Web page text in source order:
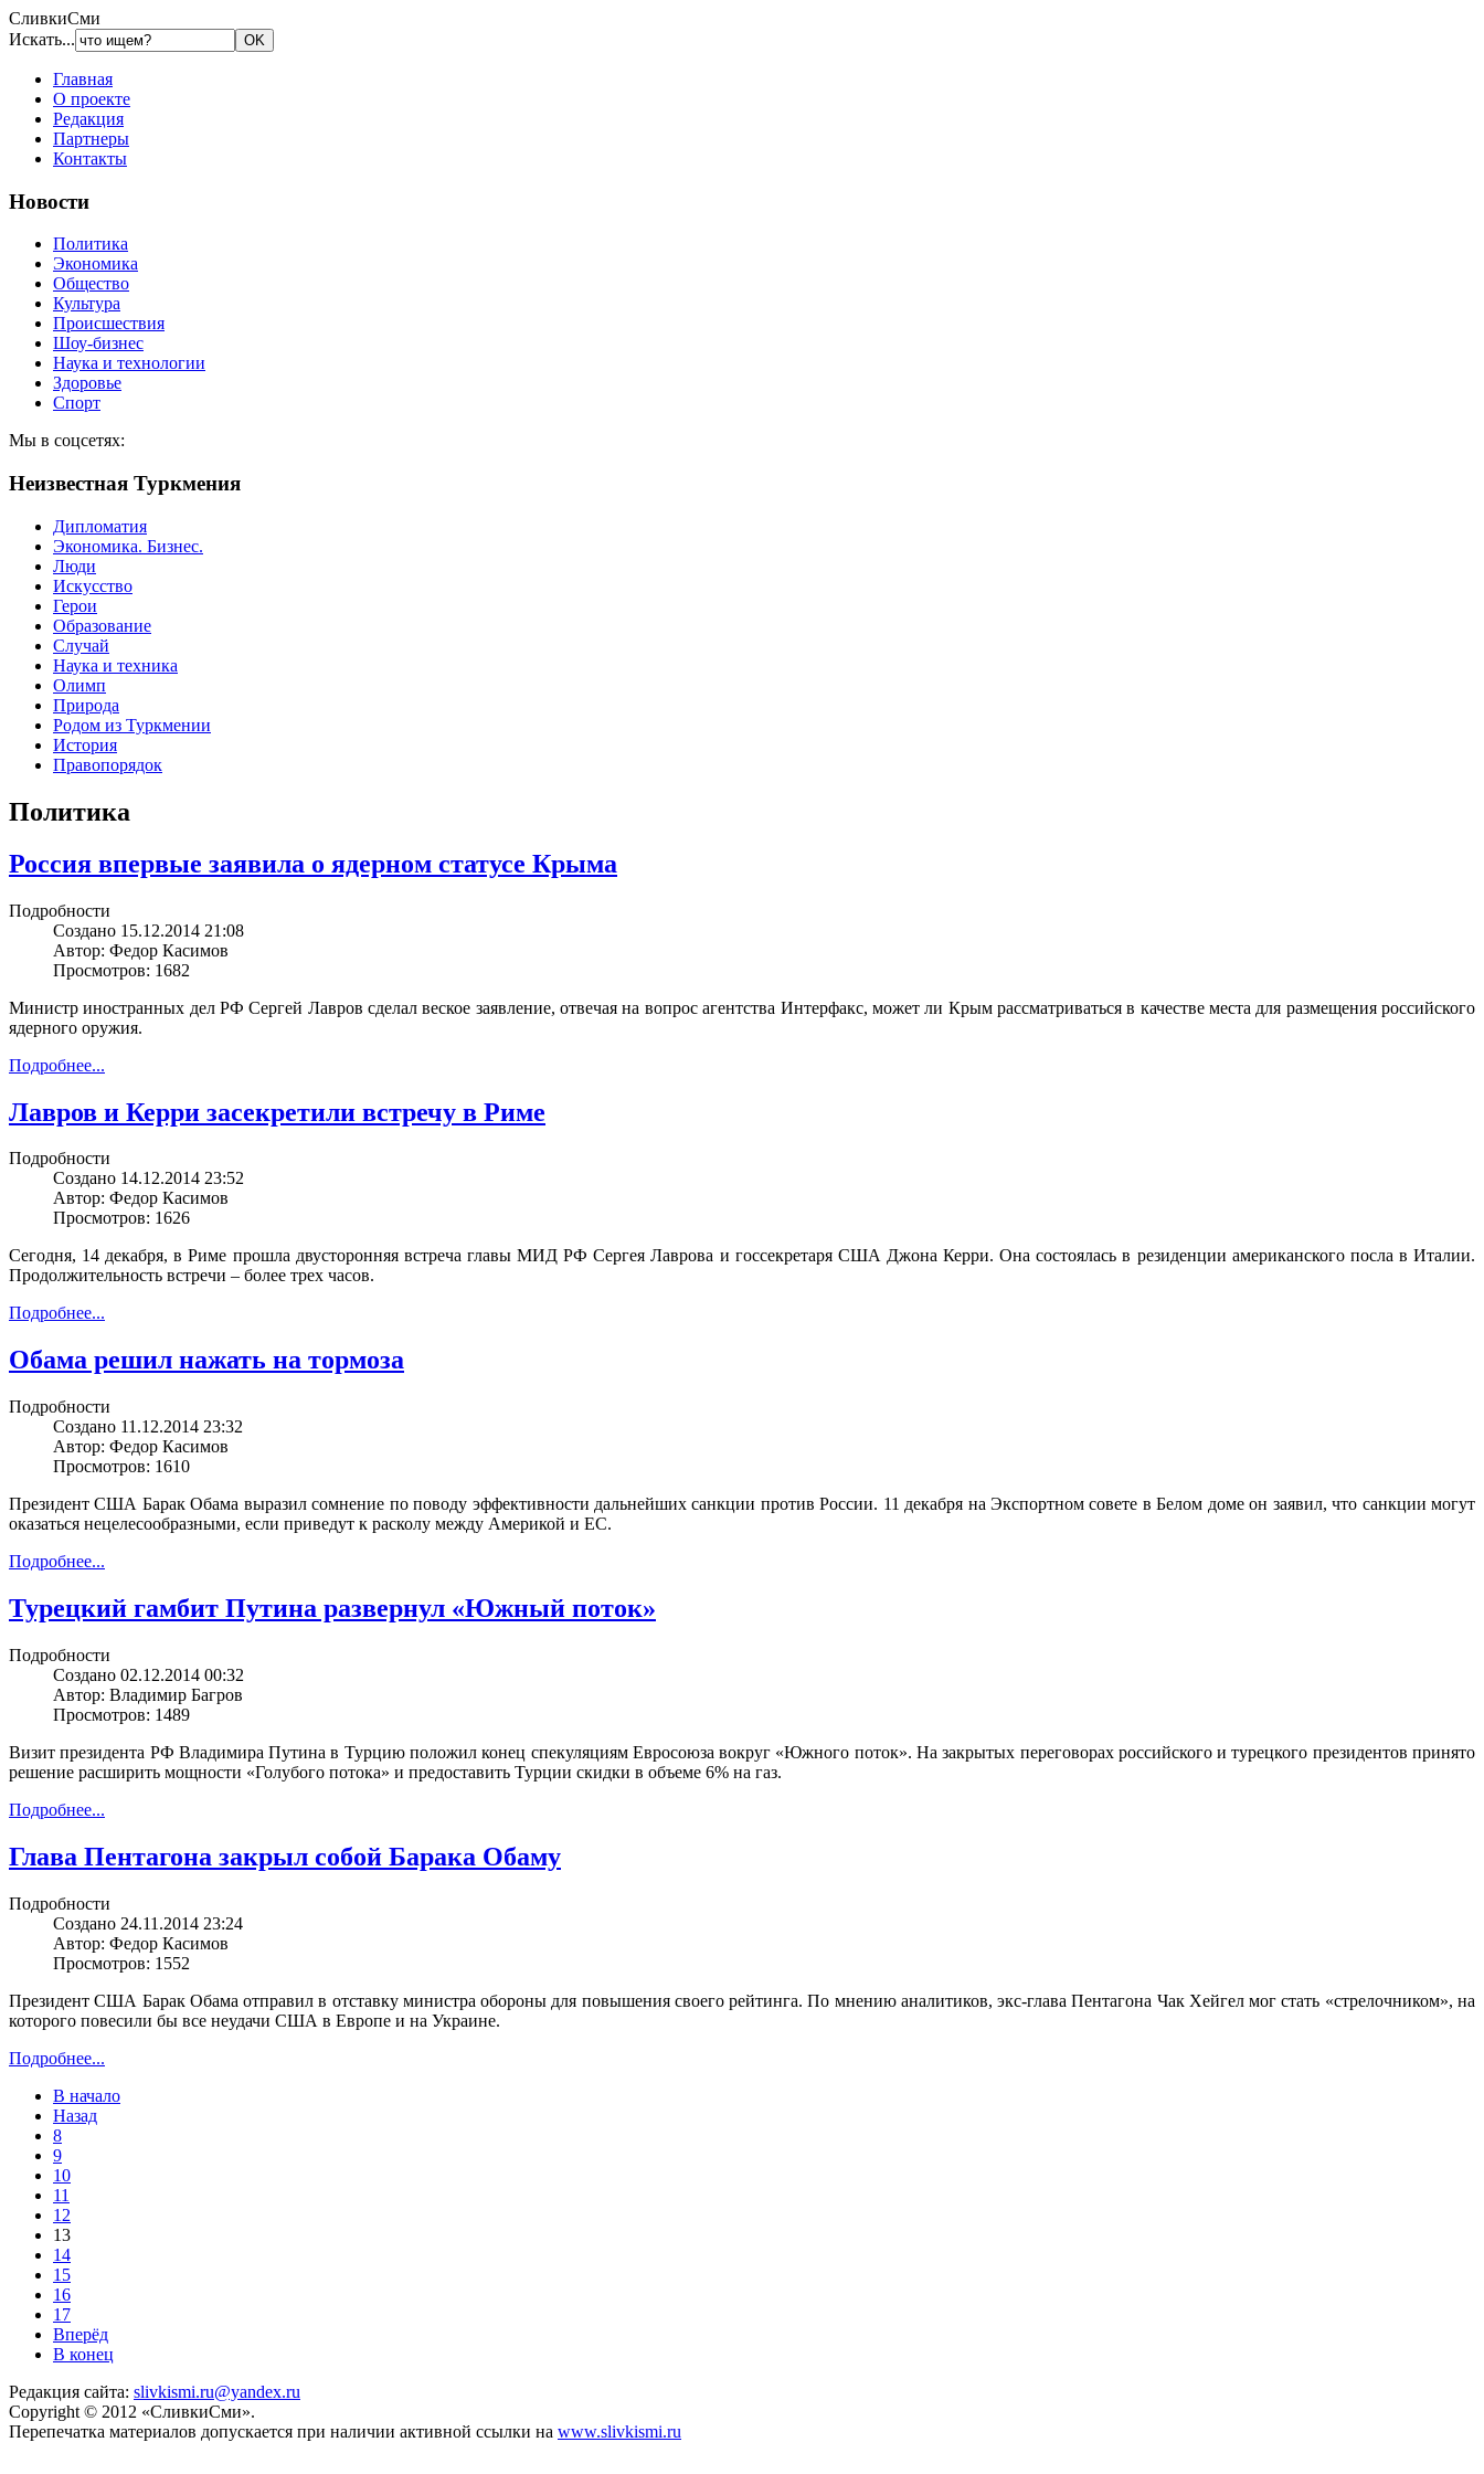
СливкиСми
Искать...
Главная
О проекте
Редакция
Партнеры
Контакты
Новости
Политика
Экономика
Общество
Культура
Происшествия
Шоу-бизнес
Наука и технологии
Здоровье
Спорт
Мы в соцсетях:
Неизвестная Туркмения
Дипломатия
Экономика. Бизнес.
Люди
Искусство
Герои
Образование
Случай
Наука и техника
Олимп
Природа
Родом из Туркмении
История
Правопорядок
Политика
Россия впервые заявила о ядерном статусе Крыма
Подробности
Создано 15.12.2014 21:08
Автор: Федор Касимов
Просмотров: 1682
Министр иностранных дел РФ Сергей Лавров сделал веское заявление, отвечая на вопрос агентства Интерфакс, может ли Крым рассматриваться в качестве места для размещения российского
ядерного оружия.
Подробнее...
Лавров и Керри засекретили встречу в Риме
Подробности
Создано 14.12.2014 23:52
Автор: Федор Касимов
Просмотров: 1626
Сегодня, 14 декабря, в Риме прошла двусторонняя встреча главы МИД РФ Сергея Лаврова и госсекретаря США Джона Керри. Она состоялась в резиденции американского посла в Италии.
Продолжительность встречи – более трех часов.
Подробнее...
Обама решил нажать на тормоза
Подробности
Создано 11.12.2014 23:32
Автор: Федор Касимов
Просмотров: 1610
Президент США Барак Обама выразил сомнение по поводу эффективности дальнейших санкции против России. 11 декабря на Экспортном совете в Белом доме он заявил, что санкции могут
оказаться нецелесообразными, если приведут к расколу между Америкой и ЕС.
Подробнее...
Турецкий гамбит Путина развернул «Южный поток»
Подробности
Создано 02.12.2014 00:32
Автор: Владимир Багров
Просмотров: 1489
Визит президента РФ Владимира Путина в Турцию положил конец спекуляциям Евросоюза вокруг «Южного поток». На закрытых переговорах российского и турецкого президентов принято
решение расширить мощности «Голубого потока» и предоставить Турции скидки в объеме 6% на газ.
Подробнее...
Глава Пентагона закрыл собой Барака Обаму
Подробности
Создано 24.11.2014 23:24
Автор: Федор Касимов
Просмотров: 1552
Президент США Барак Обама отправил в отставку министра обороны для повышения своего рейтинга. По мнению аналитиков, экс-глава Пентагона Чак Хейгел мог стать «стрелочником», на
которого повесили бы все неудачи США в Европе и на Украине.
Подробнее...
В начало
Назад
8
9
10
11
12
13
14
15
16
17
Вперёд
В конец
Редакция сайта: slivkismi.ru@yandex.ru
Copyright © 2012 «СливкиСми».
Перепечатка материалов допускается при наличии активной ссылки на www.slivkismi.ru